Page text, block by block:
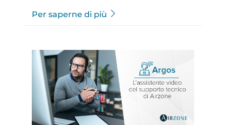
Per saperne di più